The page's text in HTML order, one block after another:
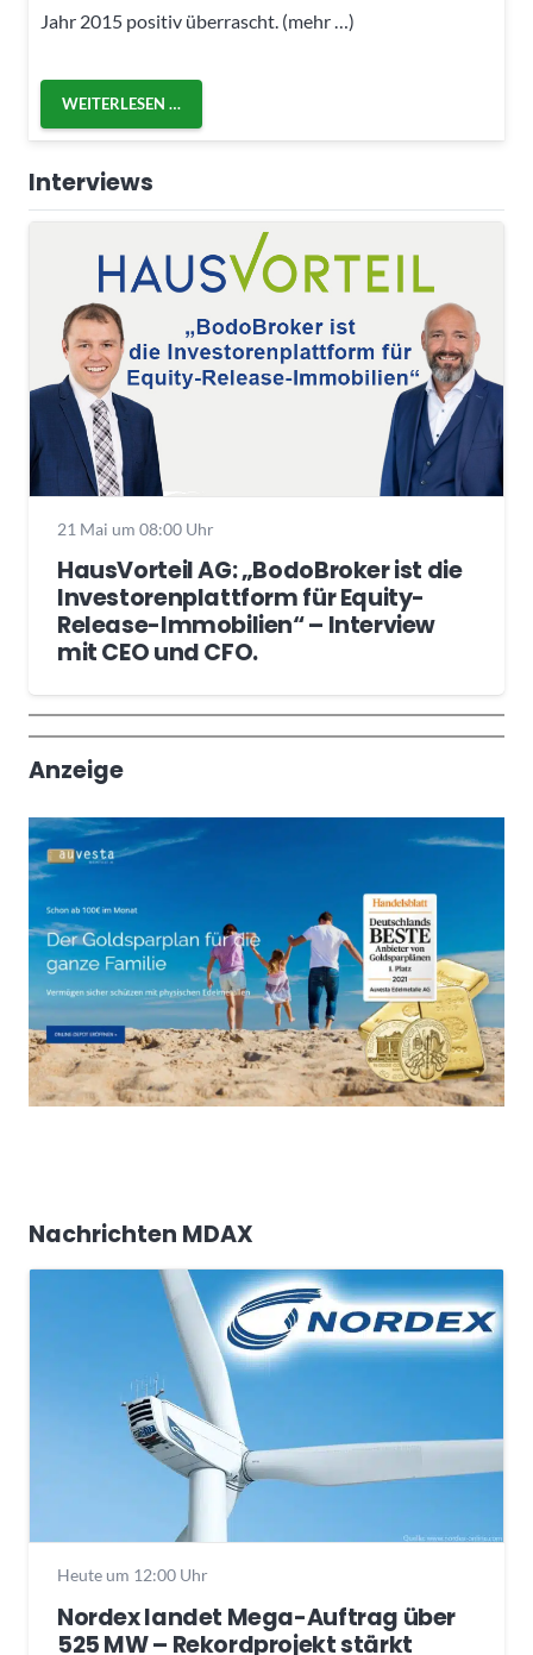
Jahr 2015 positiv überrascht. (mehr …)
WEITERLESEN …
Interviews
21 Mai um 08:00 Uhr
HausVorteil AG: „BodoBroker ist die
Investorenplattform für Equity-
Release-Immobilien“ – Interview
mit CEO und CFO.
Wochenrückblick
Trendthemen
Anzeige
Nachrichten MDAX
Heute um 12:00 Uhr
Nordex landet Mega-Auftrag über
525 MW – Rekordprojekt stärkt